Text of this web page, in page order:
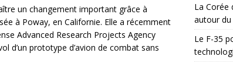
un changement important grâce à
à Poway, en Californie. Elle a récemment
Advanced Research Projects Agency
d’un prototype d’avion de combat sans
La Corée
autour du
Le F-35